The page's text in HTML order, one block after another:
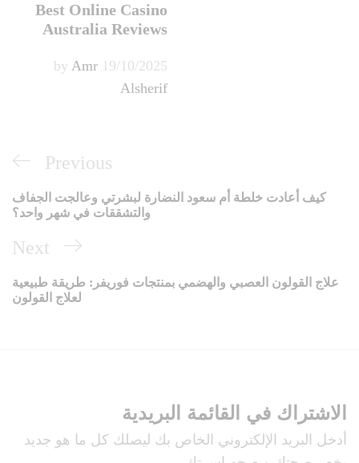
Best Online Casino
Australia Reviews
19/10/2025
Amr
Alsherif
المقالات
Previous
Post
Previous
كيف أعادت خلطة أم سعود النضارة لبشرتي وعالجت الجفاف
والتشققات في شهر واحد؟
Next
Post
Next
علاج القولون العصبي والهضمي بمنتجات فوريفر: طريقة طبيعية
لعلاج القولون
الاشتراك في القائمة البريدية
أدخل البريد الإلكتروني الخاص بك ليصلك كل ما هو جديد